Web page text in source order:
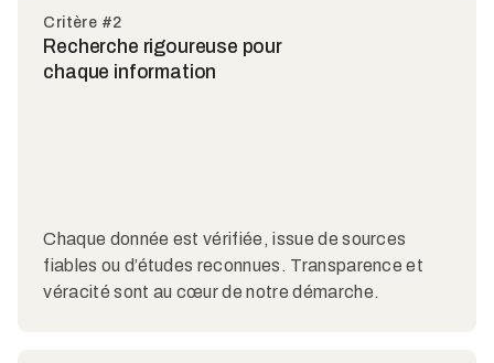
Critère #2
Recherche rigoureuse pour
chaque information
Chaque donnée est vérifiée, issue de sources
fiables ou d’études reconnues. Transparence et
véracité sont au cœur de notre démarche.